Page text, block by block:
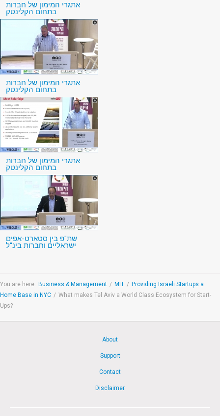
אתגרי המימון של חברות
בתחום הקלינטק
אתגרי המימון של חברות
בתחום הקלינטק
אתגרי המימון של חברות
בתחום הקלינטק
שת"פ בין סטארט-אפים
ישראליים וחברות בינ"ל
You are here: Business & Management / MIT / Providing Israeli Startups a
Home Base in NYC / What makes Tel Aviv a World Class Ecosystem for Start-
Ups?
About
Support
Contact
Disclaimer